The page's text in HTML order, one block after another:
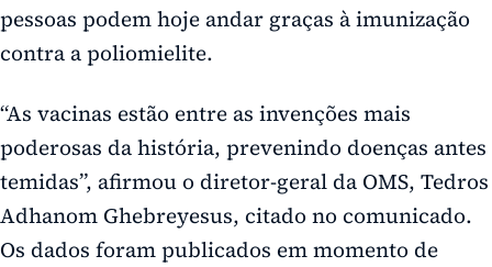
pessoas podem hoje andar graças à imunização
contra a poliomielite.
“As vacinas estão entre as invenções mais
poderosas da história, prevenindo doenças antes
temidas”, afirmou o diretor-geral da OMS, Tedros
Adhanom Ghebreyesus, citado no comunicado.
Os dados foram publicados em momento de